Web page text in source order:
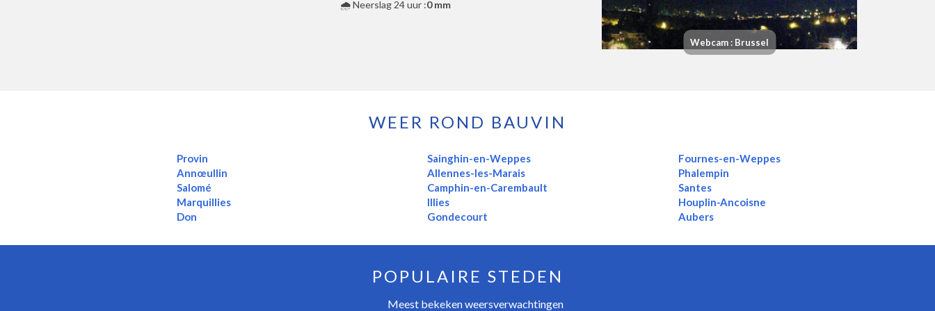
🌧️ Neerslag 24 uur :0 mm
Webcam : Brussel
WEER ROND BAUVIN
Provin
Annœullin
Salomé
Marquillies
Don
Sainghin-en-Weppes
Allennes-les-Marais
Camphin-en-Carembault
Illies
Gondecourt
Fournes-en-Weppes
Phalempin
Santes
Houplin-Ancoisne
Aubers
POPULAIRE STEDEN
Meest bekeken weersverwachtingen